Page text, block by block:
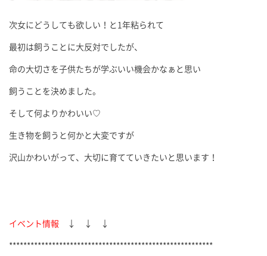
次女にどうしても欲しい！と1年粘られて
最初は飼うことに大反対でしたが、
命の大切さを子供たちが学ぶいい機会かなぁと思い
飼うことを決めました。
そして何よりかわいい♡
生き物を飼うと何かと大変ですが
沢山かわいがって、大切に育てていきたいと思います！
イベント情報 ↓ ↓ ↓
*********************************************************